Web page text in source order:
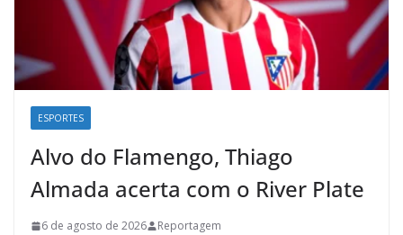
ESPORTES
Alvo do Flamengo, Thiago
Almada acerta com o River Plate
6 de agosto de 2026 Reportagem